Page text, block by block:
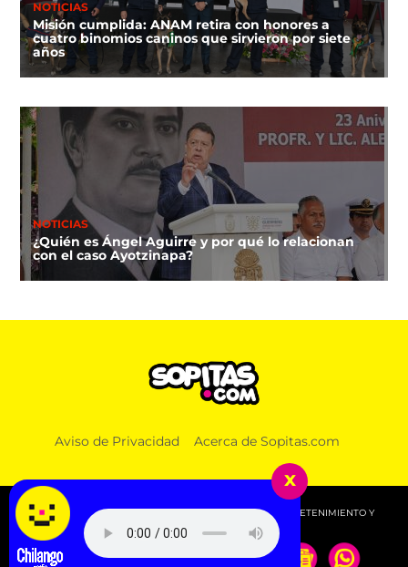
NOTICIAS
Misión cumplida: ANAM retira con honores a
cuatro binomios caninos que sirvieron por siete
años
NOTICIAS
¿Quién es Ángel Aguirre y por qué lo relacionan
con el caso Ayotzinapa?
Lucas, el primer lomito que recibirá pensión
Aviso de Privacidad Acerca de Sopitas.com
© 2026 SOPITAS.COM - MÚSICA, NOTICIAS, DEPORTES, ENTRETENIMIENTO Y
MÁS!.
x